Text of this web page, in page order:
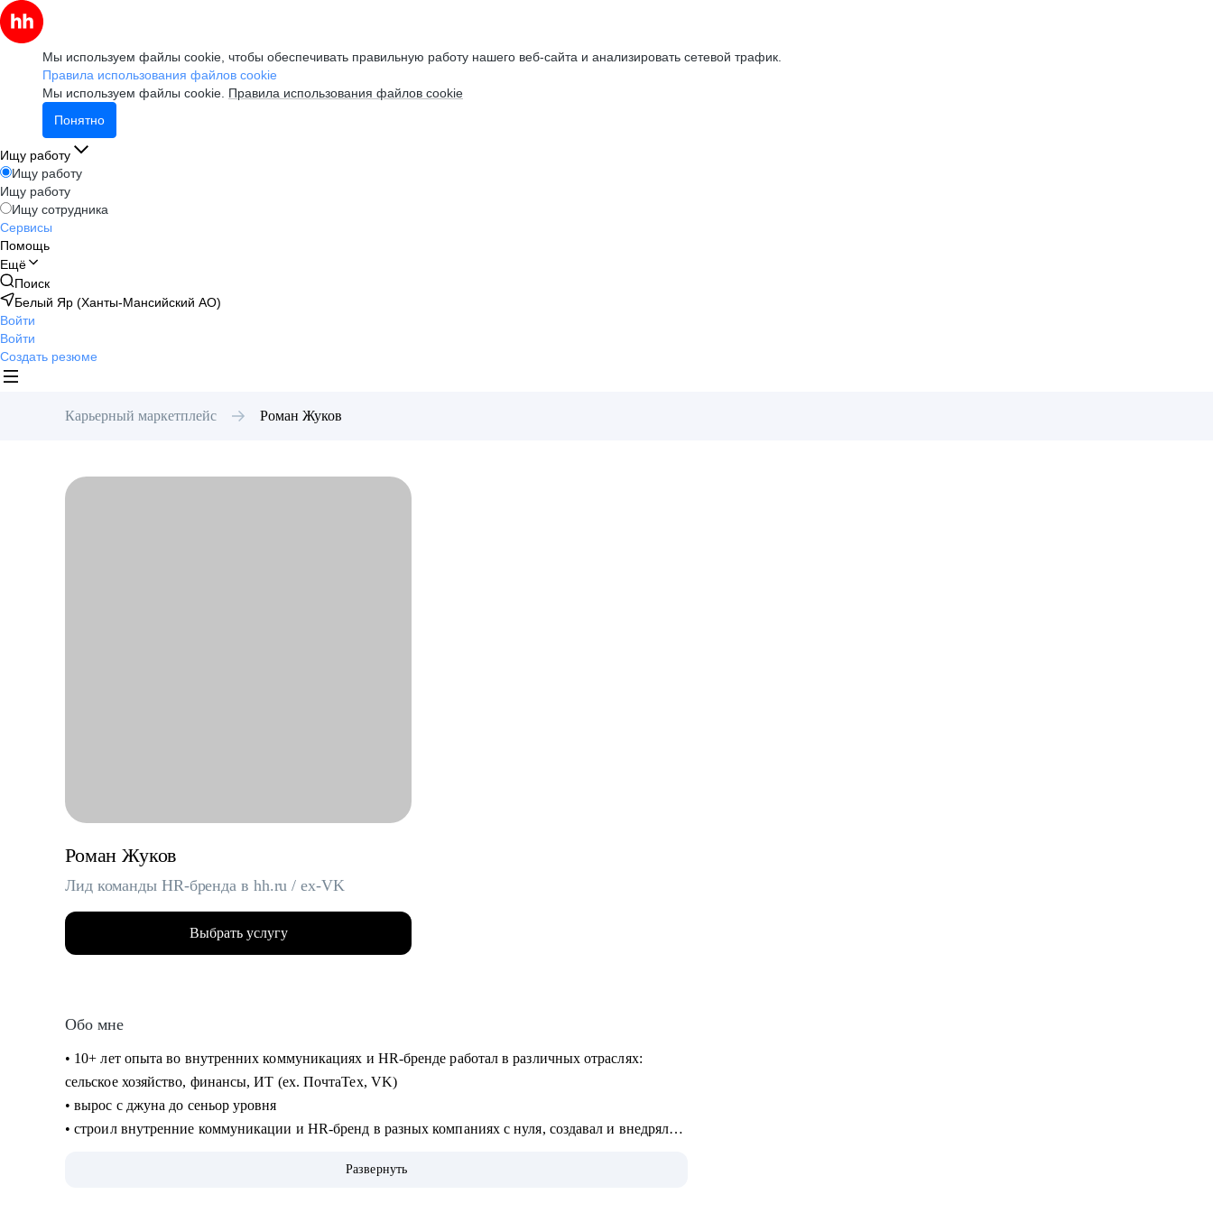
Мы используем файлы cookie, чтобы обеспечивать правильную работу нашего веб-сайта и анализировать сетевой трафик.
Правила использования файлов cookie
Мы используем файлы cookie. Правила использования файлов cookie
Понятно
Ищу работу
Ищу работу
Ищу работу
Ищу сотрудника
Сервисы
Помощь
Ещё
Поиск
Белый Яр (Ханты-Мансийский АО)
Войти
Войти
Создать резюме
Карьерный маркетплейс Роман Жуков
Роман Жуков
Лид команды HR-бренда в hh.ru / ex-VK
Выбрать услугу
Обо мне
• 10+ лет опыта во внутренних коммуникациях и HR-бренде работал в различных отраслях:
сельское хозяйство, финансы, ИТ (ех. ПочтаТех, VK)
• вырос с джуна до сеньор уровня
• строил внутренние коммуникации и HR-бренд в разных компаниях с нуля, создавал и внедрял
• организовывал различные мероприятия от 10 до 1000 человек для внешних и внутренних
Развернуть